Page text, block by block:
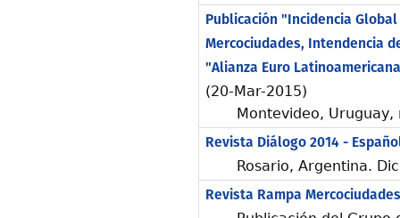
Publicación "Incidencia
Mercociudades, Intendencia
"Alianza Euro
(20-Mar-2015)
Montevideo, Uruguay,
Revista Diálogo 2014 -
Rosario, Argentina.
Revista Rampa